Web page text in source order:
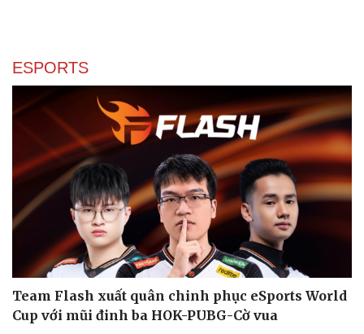
Văn hóa
Sân khấu - Điện ảnh
Giải trí
Nghệ sĩ
ESPORTS
Team Flash xuất quân chinh phục eSports World
Cup với mũi đinh ba HOK-PUBG-Cờ vua